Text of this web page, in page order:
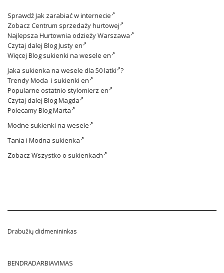
SprawdźJak zarabiać w internecie
Zobacz Centrum sprzedaży hurtowej
Najlepsza Hurtownia odzieży Warszawa
Czytaj dalej Blog Justy en
Więcej Blog sukienki na wesele en
Jaka sukienka na wesele dla 50 latki ?
TrendyModa i sukienki en
Popularne ostatnio stylomierz en
Czytaj dalej Blog Magda
PolecamyBlog Marta
Modne sukienki na wesele
Tania i Modna sukienka
Zobacz Wszystko o sukienkach
Drabužių didmenininkas
BENDRADARBIAVIMAS